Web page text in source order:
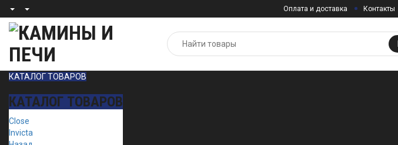
Оплата и доставка Контакты
КАТАЛОГ ТОВАРОВ
КАТАЛОГ ТОВАРОВ
Close
Invicta